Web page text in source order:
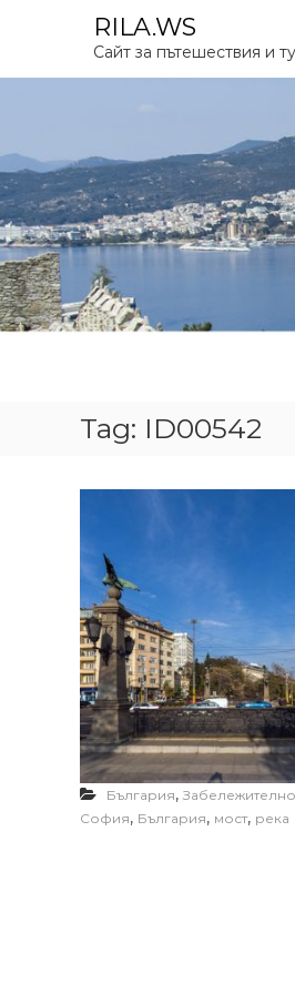
p
c
o
n
t
e
n
t
RILA.WS
Сайт за пътешествия и
Tag: ID00542
България,
София, България, мост, река